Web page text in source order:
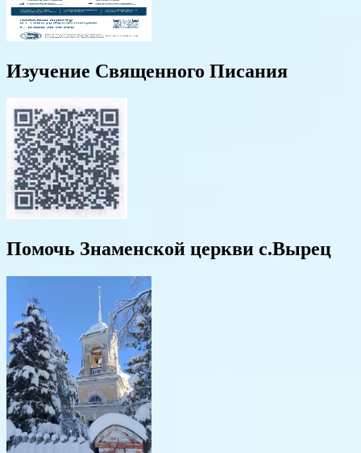
Изучение Священного Писания
Помочь Знаменской церкви с.Вырец